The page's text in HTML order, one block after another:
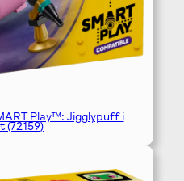
Play™: Jigglypuff i
(72159)